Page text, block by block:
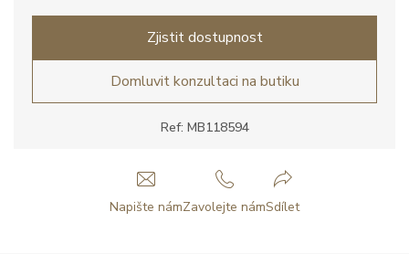
Ref: MB118594
Zjistit dostupnost
Domluvit konzultaci na butiku
Napište námZavolejte námSdílet